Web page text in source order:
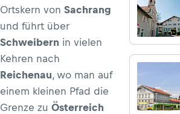
Ortskern von Sachrang
und führt über
Schweibern in vielen
Kehren nach
Reichenau, wo man auf
einem kleinen Pfad die
Grenze zu Österreich